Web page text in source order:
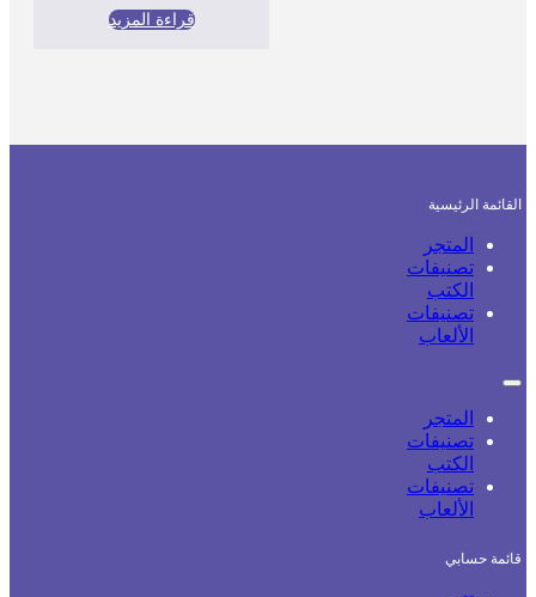
قراءة المزيد
القائمة الرئيسية
المتجر
تصنيفات
الكتب
تصنيفات
الألعاب
المتجر
تصنيفات
الكتب
تصنيفات
الألعاب
قائمة حسابي